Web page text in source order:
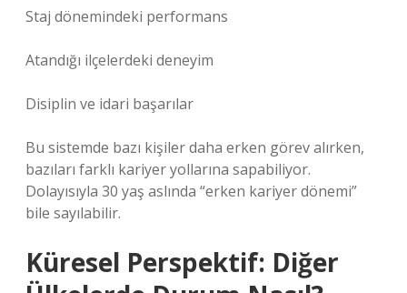
Staj dönemindeki performans
Atandığı ilçelerdeki deneyim
Disiplin ve idari başarılar
Bu sistemde bazı kişiler daha erken görev alırken,
bazıları farklı kariyer yollarına sapabiliyor.
Dolayısıyla 30 yaş aslında “erken kariyer dönemi”
bile sayılabilir.
Küresel Perspektif: Diğer